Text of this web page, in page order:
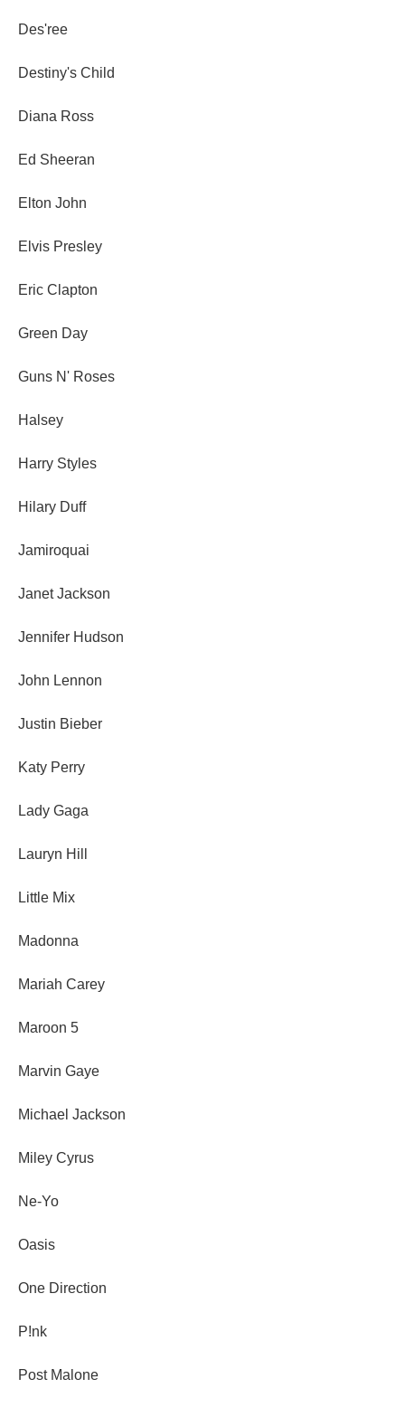
Des'ree
Destiny's Child
Diana Ross
Ed Sheeran
Elton John
Elvis Presley
Eric Clapton
Green Day
Guns N' Roses
Halsey
Harry Styles
Hilary Duff
Jamiroquai
Janet Jackson
Jennifer Hudson
John Lennon
Justin Bieber
Katy Perry
Lady Gaga
Lauryn Hill
Little Mix
Madonna
Mariah Carey
Maroon 5
Marvin Gaye
Michael Jackson
Miley Cyrus
Ne-Yo
Oasis
One Direction
P!nk
Post Malone